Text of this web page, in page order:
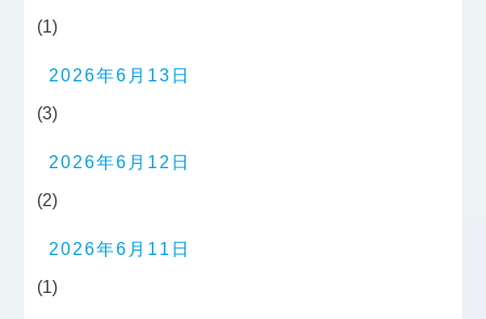
(1)
2026年6月13日
(3)
2026年6月12日
(2)
2026年6月11日
(1)